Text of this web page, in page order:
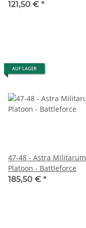
121,50 € *
AUF LAGER
47-48 - Astra Militarum
Platoon - Battleforce
185,50 € *